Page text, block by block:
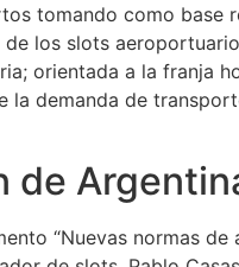
tomando como base
los slots
orientada a la franja
la demanda de
de
“Nuevas normas